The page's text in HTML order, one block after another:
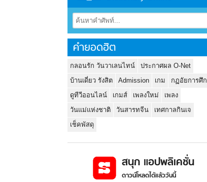
คำยอดฮิต
กลอนรัก วันวาเลนไทน์
ประกาศผล O-Net
บ้านเดี่ยว รังสิต
Admission เกม
กฏอัยการศึก
ดูทีวีออนไลน์
เกมส์ เพลงใหม่
เพลง
วันแม่แห่งชาติ
วันสารทจีน
เทศกาลกินเจ
เช็คพัสดุ
สนุก แอปพลิเคชั่น
ดาวน์โหลดได้แล้ววันนี้